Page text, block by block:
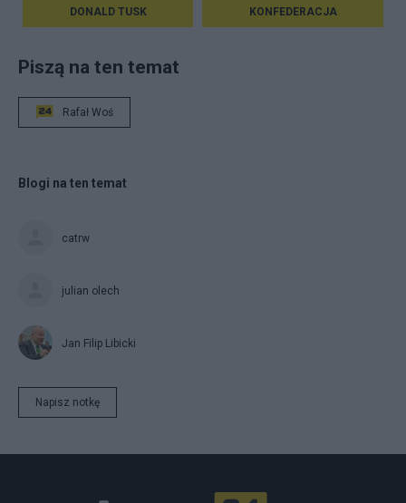
DONALD TUSK KONFEDERACJA
Piszą na ten temat
Rafał Woś
Blogi na ten temat
catrw
julian olech
Jan Filip Libicki
Napisz notkę